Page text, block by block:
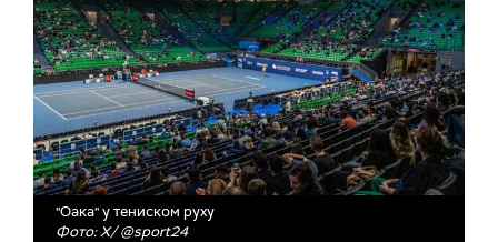
"Оака" у тениском руху
Фото: X/ @sport24